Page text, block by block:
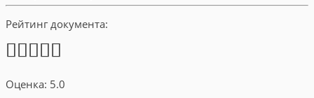
Рейтинг документа:
Оценка: 5.0